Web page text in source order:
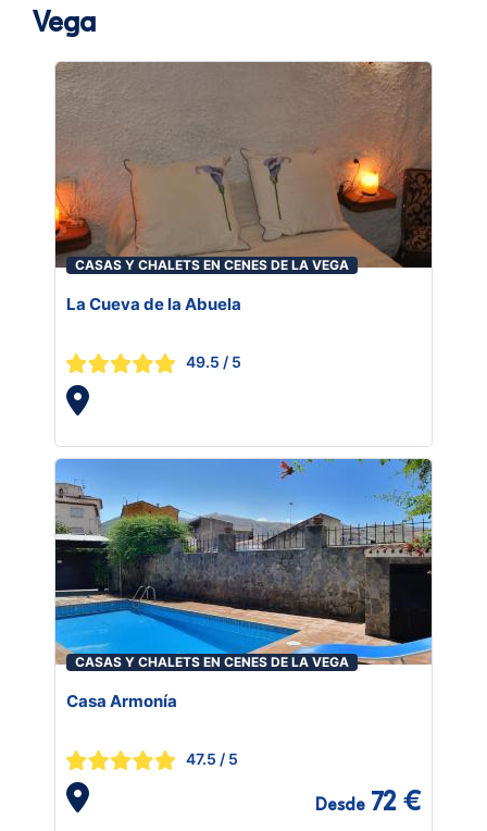
Vega
CASAS Y CHALETS EN CENES DE LA VEGA
La Cueva de la Abuela
49.5 / 5
CASAS Y CHALETS EN CENES DE LA VEGA
Casa Armonía
47.5 / 5
Desde 72 €